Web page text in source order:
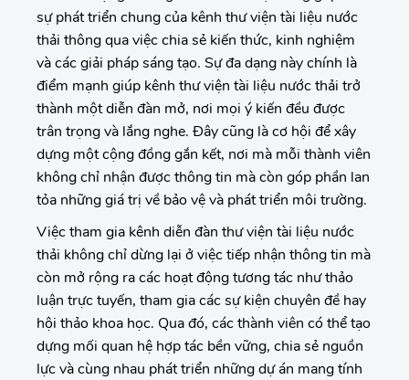
sự phát triển chung của kênh thư viện tài liệu nước
thải thông qua việc chia sẻ kiến thức, kinh nghiệm
và các giải pháp sáng tạo. Sự đa dạng này chính là
điểm mạnh giúp kênh thư viện tài liệu nước thải trở
thành một diễn đàn mở, nơi mọi ý kiến đều được
trân trọng và lắng nghe. Đây cũng là cơ hội để xây
dựng một cộng đồng gắn kết, nơi mà mỗi thành viên
không chỉ nhận được thông tin mà còn góp phần lan
tỏa những giá trị về bảo vệ và phát triển môi trường.
Việc tham gia kênh diễn đàn thư viện tài liệu nước
thải không chỉ dừng lại ở việc tiếp nhận thông tin mà
còn mở rộng ra các hoạt động tương tác như thảo
luận trực tuyến, tham gia các sự kiện chuyên đề hay
hội thảo khoa học. Qua đó, các thành viên có thể tạo
dựng mối quan hệ hợp tác bền vững, chia sẻ nguồn
lực và cùng nhau phát triển những dự án mang tính